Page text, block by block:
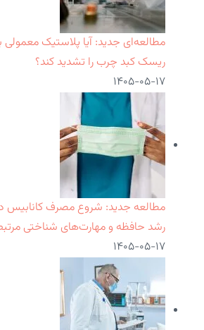
مطالعه‌ای جدید: آیا پلاستیک معمولی
ریسک کبد چرب را تشدید کند؟
۱۴۰۵-۰۵-۱۷
مطالعه جدید: شروع مصرف کانابیس
رشد حافظه و مهارت‌های شناختی
۱۴۰۵-۰۵-۱۷